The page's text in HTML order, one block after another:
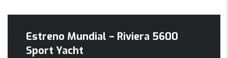
Estreno Mundial – Riviera 5600
Sport Yacht